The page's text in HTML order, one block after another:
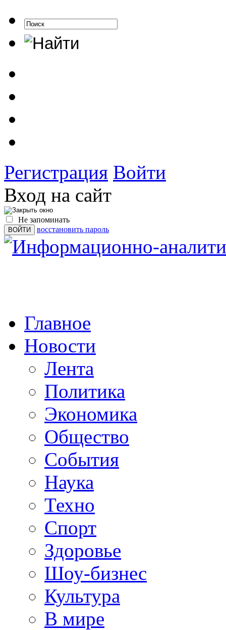
Регистрация Войти
Вход на сайт
Не запоминать
восстановить пароль
Главное
Новости
Лента
Политика
Экономика
Общество
События
Наука
Техно
Спорт
Здоровье
Шоу-бизнес
Культура
В мире